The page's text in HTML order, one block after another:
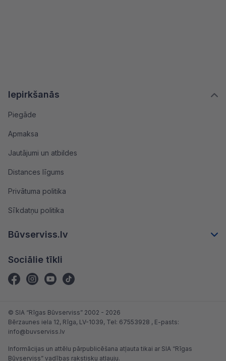
Iepirkšanās
Piegāde
Apmaksa
Jautājumi un atbildes
Distances līgums
Privātuma politika
Sīkdatņu politika
Būvserviss.lv
Sociālie tīkli
© SIA “Rīgas Būvserviss” 2002 - 2026
Bērzaunes iela 12, Rīga, LV-1039, Tel: 67553928 , E-pasts:
info@buvserviss.lv
Informācijas un attēlu pārpublicēšana atļauta tikai ar SIA “Rīgas
Būvserviss” vadības rakstisku atļauju.